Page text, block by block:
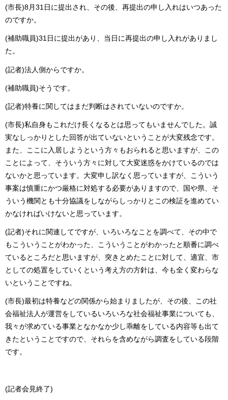
(市長)8月31日に提出され、その後、再提出の申し入れはいつあった
のですか。
(補助職員)31日に提出があり、当日に再提出の申し入れがありまし
た。
(記者)法人側からですか。
(補助職員)そうです。
(記者)特養に関してはまだ判断はされていないのですか。
(市長)私自身もこれだけ長くなるとは思ってもいませんでした。誠
実なしっかりとした回答が出ていないということが大変残念です。
また、ここに入居しようという方々もおられると思いますが、この
ことによって、そういう方々に対して大変迷惑をかけているのでは
ないかと思っています。大変申し訳なく思っていますが、こういう
事案は慎重にかつ厳格に対処する必要がありますので、国や県、そ
ういう機関とも十分協議をしながらしっかりとこの検証を進めてい
かなければいけないと思っています。
(記者)それに関連してですが、いろいろなことを調べて、その中で
もこういうことがわかった、こういうことがわかったと順番に調べ
ているところだと思いますが、突きとめたことに対して、適宜、市
としての処置をしていくという考え方の方針は、今も全く変わらな
いということですね。
(市長)最初は特養などの関係から始まりましたが、その後、この社
会福祉法人が運営をしているいろいろな社会福祉事業についても、
我々が求めている事業となかなか少し乖離をしている内容等も出て
きたということですので、それらを含めながら調査をしている段階
です。
(記者会見終了)